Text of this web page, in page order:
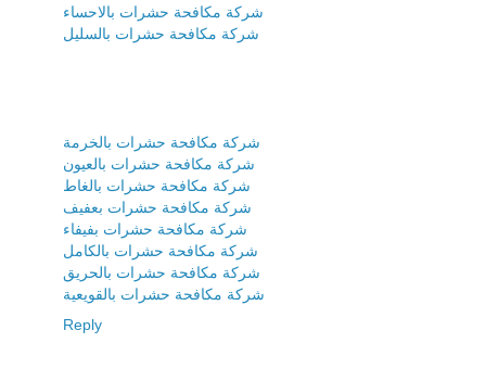
شركة مكافحة حشرات بالاحساء
شركة مكافحة حشرات بالسليل
شركة مكافحة حشرات بالخرمة
شركة مكافحة حشرات بالعيون
شركة مكافحة حشرات بالغاط
شركة مكافحة حشرات بعفيف
شركة مكافحة حشرات بفيفاء
شركة مكافحة حشرات بالكامل
شركة مكافحة حشرات بالحريق
شركة مكافحة حشرات بالقويعية
Reply